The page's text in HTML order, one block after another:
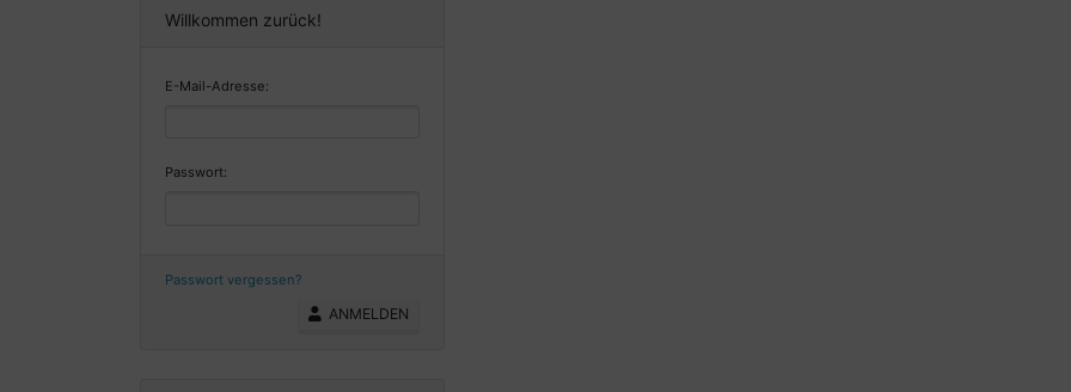
Willkommen zurück!
E-Mail-Adresse:
Passwort:
Passwort vergessen?
ANMELDEN